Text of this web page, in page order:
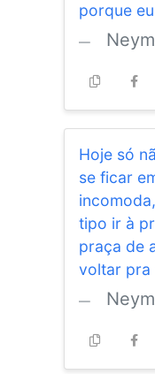
porque
Hoje só
se ficar
tipo ir à
praça de
voltar pra